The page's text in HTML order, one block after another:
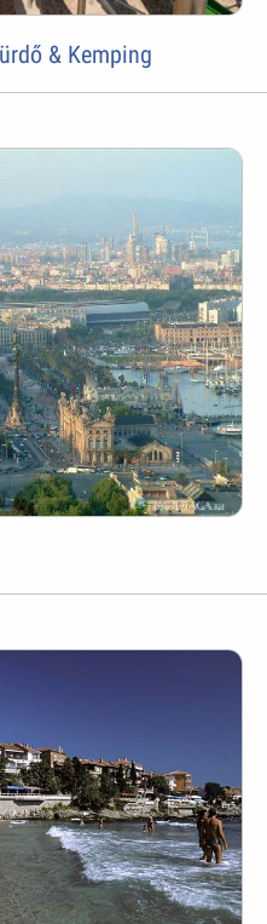
& Kemping